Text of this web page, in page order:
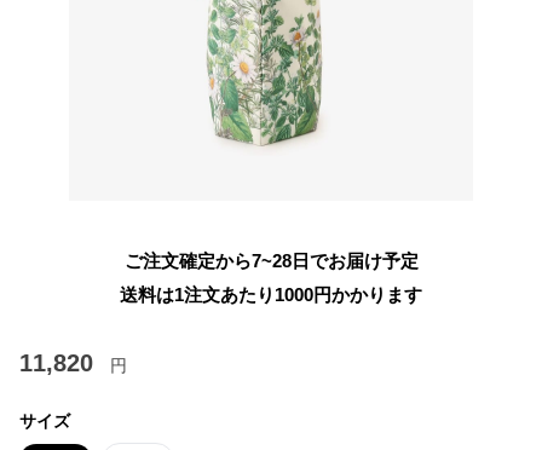
ご注文確定から7~28日でお届け予定
送料は1注文あたり 1000円かかります
11,820 円
サイズ